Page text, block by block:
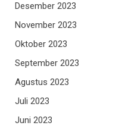
Desember 2023
November 2023
Oktober 2023
September 2023
Agustus 2023
Juli 2023
Juni 2023